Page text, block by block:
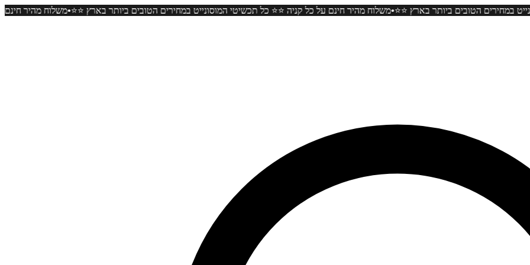
•משלוח מהיר חינם על כל קניה ⭐️⭐️ כל תכשיטי המוסונייט במחירים הטובים ביותר בארץ ⭐️⭐️•המוסונייט במחירים הטובים ביותר בארץ ⭐️⭐️